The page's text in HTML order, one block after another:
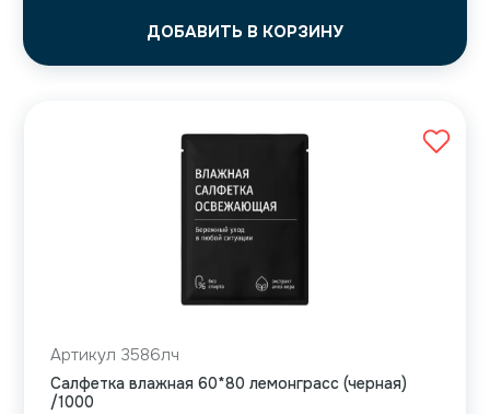
ДОБАВИТЬ В КОРЗИНУ
Артикул 3586лч
Салфетка влажная 60*80 лемонграсс (черная)
/1000